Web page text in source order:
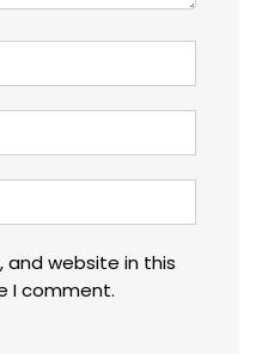
and website in this
I comment.